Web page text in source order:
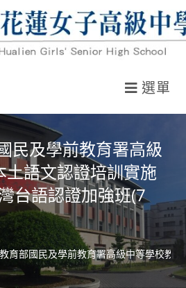
選單
民及學前教育署高級
土語文認證培訓實施
台語認證加強班(7
育部國民及學前教育署高級中等學校教